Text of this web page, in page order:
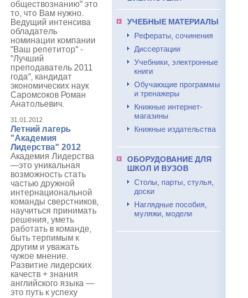
УЧЕБНЫЕ МАТЕРИАЛЫ
Рефераты, сочинения
Диссертации
Учебники, электронные
книги
Обучающие программы
и тренажеры
Книжные интернет-
магазины
Книжные издательства
ОБОРУДОВАНИЕ ДЛЯ
ШКОЛ И ВУЗОВ
Столы, парты, стулья,
доски
Наглядные пособия,
муляжи, модели
обществознанию" это
то, что Вам нужно.
Ведущий интенсива
обладатель
номинации компании
"Ваш репетитор" -
"Лучший
преподаватель 2011
года", кандидат
экономических наук
Саромсоков Роман
Анатольевич.
31.01.2012
Летний лагерь
"Академия
Лидерства" 2012
Академия Лидерства
—это уникальная
возможность стать
частью дружной
интернациональной
команды сверстников,
научиться принимать
решения, уметь
работать в команде,
быть терпимым к
другим и уважать
чужое мнение.
Развитие лидерских
качеств + знания
английского языка —
это путь к успеху